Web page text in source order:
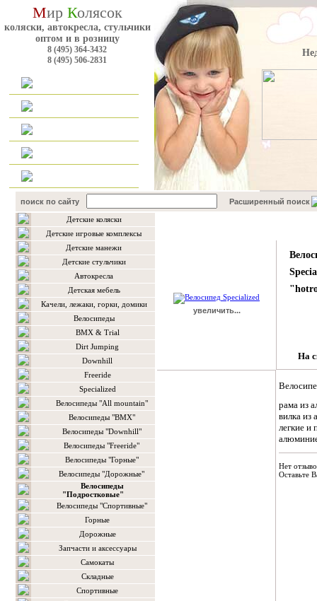
Мир Колясок
коляски, автокресла, стульчики
оптом и в розницу
8 (495) 364-3432
8 (495) 506-2831
поиск по сайту Расширенный поиск
Детские коляски
Детские игровые комплексы
Детские манежи
Детские стульчики
Автокресла
Детская мебель
Качели, лежаки, горки, домики
Велосипеды
BMX & Trial
Dirt Jumping
Downhill
Freeride
Specialized
Велосипеды "All mountain"
Велосипеды "BMX"
Велосипеды "Downhill"
Велосипеды "Freeride"
Велосипеды "Горные"
Велосипеды "Дорожные"
Велосипеды
"Подростковые"
Велосипеды "Спортивные"
Горные
Дорожные
Запчасти и аксессуары
Самокаты
Складные
Спортивные
увеличить...
На
рама из
вилка из
легкие и
Нет
Оставьте